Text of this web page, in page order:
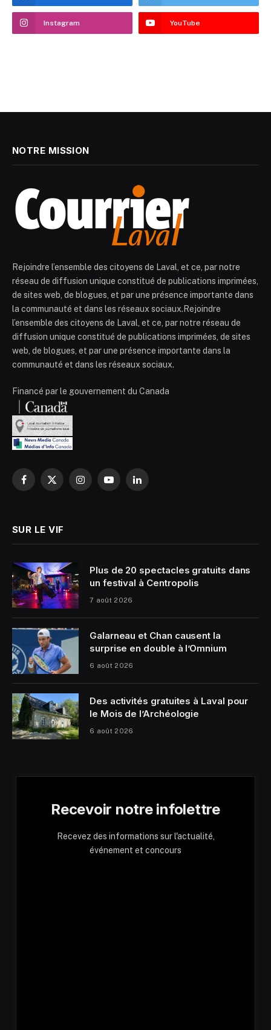
Instagram YouTube
NOTRE MISSION
Rejoindre l’ensemble des citoyens de Laval, et ce, par notre
réseau de diffusion unique constitué de publications imprimées,
de sites web, de blogues, et par une présence importante dans
la communauté et dans les réseaux sociaux.Rejoindre
l’ensemble des citoyens de Laval, et ce, par notre réseau de
diffusion unique constitué de publications imprimées, de sites
web, de blogues, et par une présence importante dans la
communauté et dans les réseaux sociaux.
Financé par le gouvernement du Canada
Facebook
X
InstagramYouTubeLinkedIn
SUR LE VIF
Plus de 20 spectacles gratuits dans
un festival à Centropolis
7 août 2026
Galarneau et Chan causent la
surprise en double à l’Omnium
6 août 2026
Des activités gratuites à Laval pour
le Mois de l’Archéologie
6 août 2026
Recevoir notre infolettre
Recevez des informations sur l'actualité,
événement et concours